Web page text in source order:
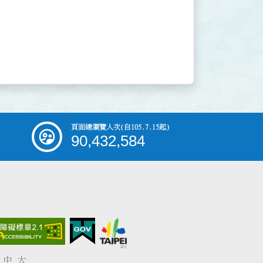
頁面總瀏覽人次(自105.7.15起)
90,432,584
中 大